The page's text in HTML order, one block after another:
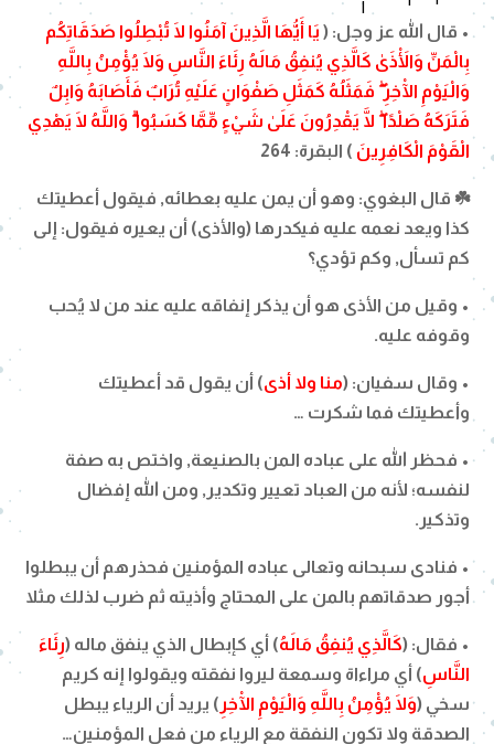
• قال الله عز وجل: ( يَا أَيُّهَا الَّذِينَ آمَنُوا لَا تُبْطِلُوا صَدَقَاتِكُم
بِالْمَنِّ وَالْأَذَىٰ كَالَّذِي يُنفِقُ مَالَهُ رِئَاءَ النَّاسِ وَلَا يُؤْمِنُ بِاللَّهِ
وَالْيَوْمِ الْآخِرِ ۖ فَمَثَلُهُ كَمَثَلِ صَفْوَانٍ عَلَيْهِ تُرَابٌ فَأَصَابَهُ وَابِلٌ
فَتَرَكَهُ صَلْدًا ۖ لَّا يَقْدِرُونَ عَلَىٰ شَيْءٍ مِّمَّا كَسَبُوا ۗ وَاللَّهُ لَا يَهْدِي
الْقَوْمَ الْكَافِرِينَ ) البقرة: 264
☘️ قال البغوي: وهو أن يمن عليه بعطائه, فيقول أعطيتك
كذا ويعد نعمه عليه فيكدرها (والأذى) أن يعيره فيقول: إلى
كم تسأل, وكم تؤدي؟
• وقيل من الأذى هو أن يذكر إنفاقه عليه عند من لا يُحب
وقوفه عليه.
• وقال سفيان: (منا ولا أذى) أن يقول قد أعطيتك
وأعطيتك فما شكرت …
• فحظر الله على عباده المن بالصنيعة, واختص به صفة
لنفسه؛ لأنه من العباد تعيير وتكدير, ومن الله إفضال
وتذكير.
• فنادى سبحانه وتعالى عباده المؤمنين فحذرهم أن يبطلوا
أجور صدقاتهم بالمن على المحتاج وأذيته ثم ضرب لذلك مثلا
• فقال: (كَالَّذِي يُنفِقُ مَالَهُ) أي كإبطال الذي ينفق ماله (رِئَاءَ
النَّاسِ) أي مراءاة وسمعة ليروا نفقته ويقولوا إنه كريم
سخي (وَلَا يُؤْمِنُ بِاللَّهِ وَالْيَوْمِ الْآخِرِ ) يريد أن الرياء يبطل
الصدقة ولا تكون النفقة مع الرياء من فعل المؤمنين…